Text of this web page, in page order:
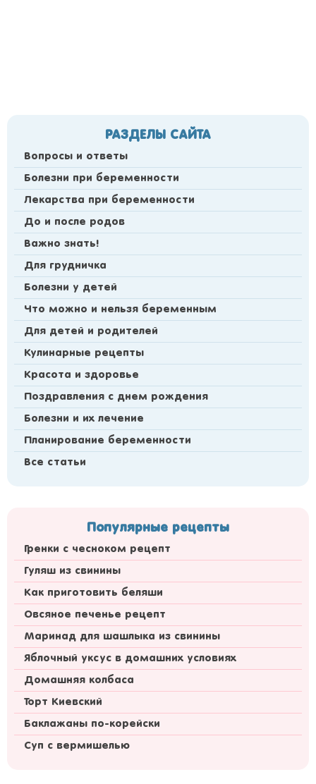
РАЗДЕЛЫ САЙТА
Вопросы и ответы
Болезни при беременности
Лекарства при беременности
До и после родов
Важно знать!
Для грудничка
Болезни у детей
Что можно и нельзя беременным
Для детей и родителей
Кулинарные рецепты
Красота и здоровье
Поздравления с днем рождения
Болезни и их лечение
Планирование беременности
Все статьи
Популярные рецепты
Гренки с чесноком рецепт
Гуляш из свинины
Как приготовить беляши
Овсяное печенье рецепт
Маринад для шашлыка из свинины
Яблочный уксус в домашних условиях
Домашняя колбаса
Торт Киевский
Баклажаны по-корейски
Суп с вермишелью